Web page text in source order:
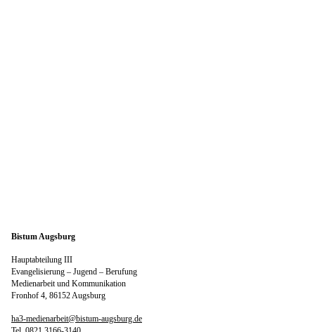
Bistum Augsburg
Hauptabteilung III
Evangelisierung – Jugend – Berufung
Medienarbeit und Kommunikation
Fronhof 4, 86152 Augsburg
ha3-medienarbeit@bistum-augsburg.de